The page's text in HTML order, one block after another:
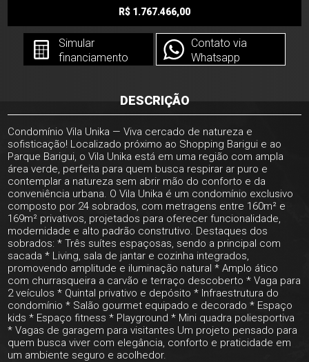
R$ 1.767.466,00
Simular
financiamento
Contato via
Whatsapp
DESCRIÇÃO
Condomínio Vila Unika — Viva cercado de natureza e
sofisticação! Localizado próximo ao Shopping Barigui e ao
Parque Barigui, o Vila Unika está em uma região com ampla
área verde, perfeita para quem busca respirar ar puro e
contemplar a natureza sem abrir mão do conforto e da
conveniência urbana. O Vila Unika é um condomínio exclusivo
composto por 24 sobrados, com metragens entre 160m² e
169m² privativos, projetados para oferecer funcionalidade,
modernidade e alto padrão construtivo. Destaques dos
sobrados: * Três suítes espaçosas, sendo a principal com
sacada * Living, sala de jantar e cozinha integrados,
promovendo amplitude e iluminação natural * Amplo ático
com churrasqueira a carvão e terraço descoberto * Vaga para
2 veículos * Quintal privativo e depósito * Infraestrutura do
condomínio * Salão gourmet equipado e decorado * Espaço
kids * Espaço fitness * Playground * Mini quadra poliesportiva
* Vagas de garagem para visitantes Um projeto pensado para
quem busca viver com elegância, conforto e praticidade em
um ambiente seguro e acolhedor.